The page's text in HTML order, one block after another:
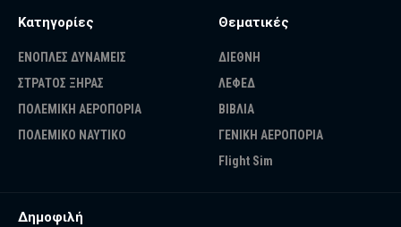
Κατηγορίες
ΕΝΟΠΛΕΣ ΔΥΝΑΜΕΙΣ
ΣΤΡΑΤΟΣ ΞΗΡΑΣ
ΠΟΛΕΜΙΚΗ ΑΕΡΟΠΟΡΙΑ
ΠΟΛΕΜΙΚΟ ΝΑΥΤΙΚΟ
Θεματικές
ΔΙΕΘΝΗ
ΛΕΦΕΔ
ΒΙΒΛΙΑ
ΓΕΝΙΚΗ ΑΕΡΟΠΟΡΙΑ
Flight Sim
Δημοφιλή